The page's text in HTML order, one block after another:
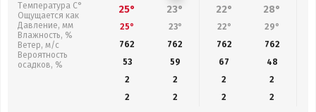
Температура С°
Ощущается как
Давление, мм
Влажность, %
Ветер, м/с
Вероятность
осадков, %
25° 23° 22° 28°
25° 23° 22° 29°
762
762 762 762
53
59 67
48
2
2 2
2
2
2 2 2